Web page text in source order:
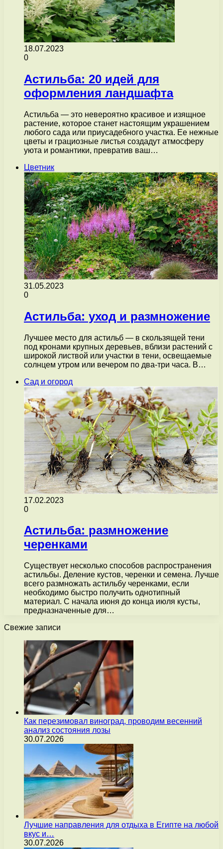
18.07.2023
0
Астильба: 20 идей для
оформления ландшафта
Астильба — это невероятно красивое и изящное
растение, которое станет настоящим украшением
любого сада или приусадебного участка. Ее нежные
цветы и грациозные листья создадут атмосферу
уюта и романтики, превратив ваш…
Цветник
31.05.2023
0
Астильба: уход и размножение
Лучшее место для астильб — в скользящей тени
под кронами крупных деревьев, вблизи растений с
широкой листвой или участки в тени, освещаемые
солнцем утром или вечером по два-три часа. В…
Сад и огород
17.02.2023
0
Астильба: размножение
черенками
Существует несколько способов распространения
астильбы. Деление кустов, черенки и семена. Лучше
всего размножать астильбу черенками, если
необходимо быстро получить однотипный
материал. С начала июня до конца июля кусты,
предназначенные для…
Свежие записи
Как перезимовал виноград, проводим весенний
анализ состояния лозы
30.07.2026
Лучшие направления для отдыха в Египте на любой
вкус и…
30.07.2026